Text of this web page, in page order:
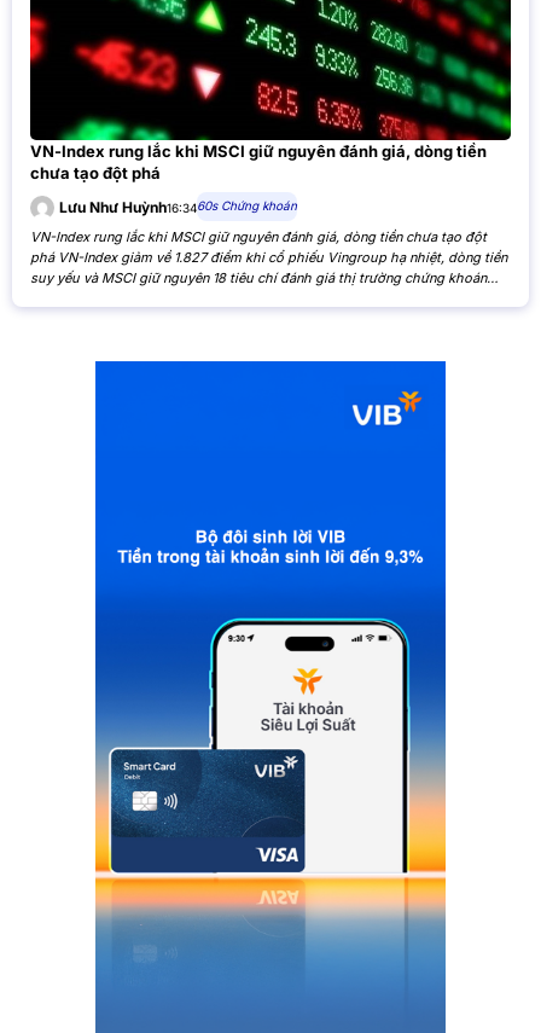
VN-Index rung lắc khi MSCI giữ nguyên đánh giá, dòng tiền
chưa tạo đột phá
Lưu Như Huỳnh16:3460s Chứng khoán
VN-Index rung lắc khi MSCI giữ nguyên đánh giá, dòng tiền chưa tạo đột
phá VN-Index giảm về 1.827 điểm khi cổ phiếu Vingroup hạ nhiệt, dòng tiền
suy yếu và MSCI giữ nguyên 18 tiêu chí đánh giá thị trường chứng khoán